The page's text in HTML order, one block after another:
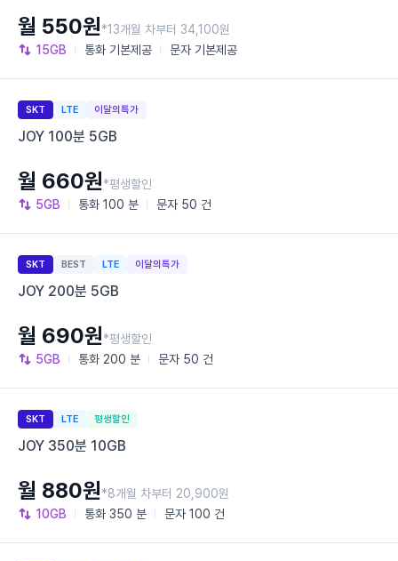
15GB 통화 기본제공 문자 기본제공
월 550원*13개월 차부터 34,100원
SKT LTE 이달의특가
JOY 100분 5GB
5GB 통화 100 분 문자 50 건
월 660원*평생할인
SKT BEST LTE 이달의특가
JOY 200분 5GB
5GB 통화 200 분 문자 50 건
월 690원*평생할인
SKT LTE 평생할인
JOY 350분 10GB
10GB 통화 350 분 문자 100 건
월 880원*8개월 차부터 20,900원